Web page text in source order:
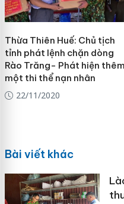
Thừa Thiên Huế: Chủ tịch
tỉnh phát lệnh chặn dòng
Rào Trăng- Phát hiện thêm
một thi thể nạn nhân
22/11/2020
Bài viết khác